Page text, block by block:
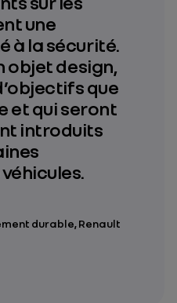
une
à la sécurité.
objet design,
que
et qui seront
introduits
durable, Renault